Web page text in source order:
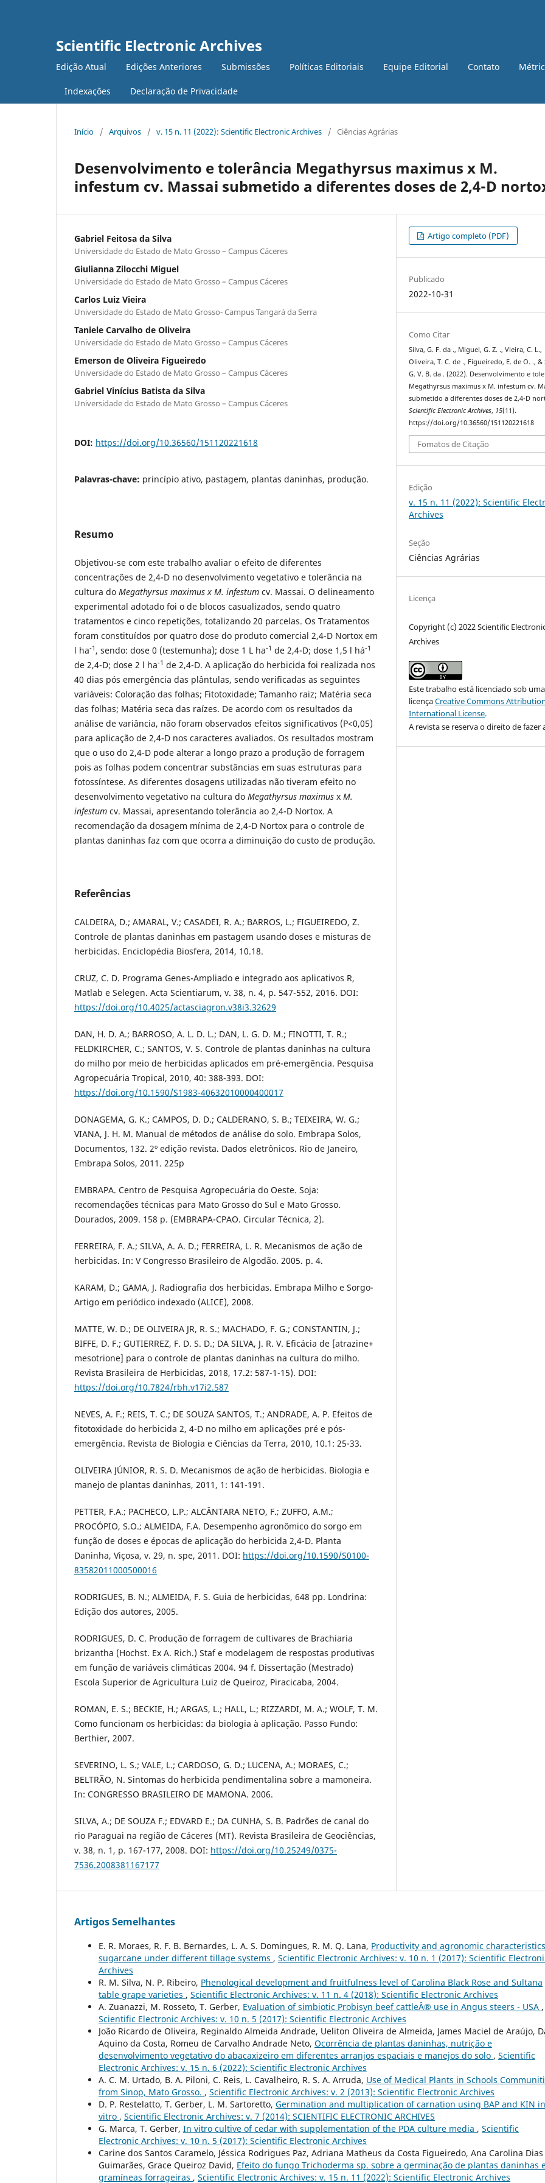
Scientific Electronic Archives
Edição Atual Edições Anteriores Submissões Políticas Editoriais Equipe Editorial Contato
Indexações Declaração de Privacidade
Início / Arquivos / v. 15 n. 11 (2022): Scientific Electronic Archives / Ciências Agrárias
Desenvolvimento e tolerância Megathyrsus maximus x M.
infestum cv. Massai submetido a diferentes doses de 2,4-D
Gabriel Feitosa da Silva
Universidade do Estado de Mato Grosso – Campus Cáceres
Giulianna Zilocchi Miguel
Universidade do Estado de Mato Grosso – Campus Cáceres
Carlos Luiz Vieira
Universidade do Estado de Mato Grosso- Campus Tangará da Serra
Taniele Carvalho de Oliveira
Universidade do Estado de Mato Grosso – Campus Cáceres
Emerson de Oliveira Figueiredo
Universidade do Estado de Mato Grosso – Campus Cáceres
Gabriel Vinícius Batista da Silva
Universidade do Estado de Mato Grosso – Campus Cáceres
DOI: https://doi.org/10.36560/151120221618
Palavras-chave: princípio ativo, pastagem, plantas daninhas, produção.
Resumo
Objetivou-se com este trabalho avaliar o efeito de diferentes
concentrações de 2,4-D no desenvolvimento vegetativo e tolerância na
cultura do Megathyrsus maximus x M. infestum cv. Massai. O delineamento
experimental adotado foi o de blocos casualizados, sendo quatro
tratamentos e cinco repetições, totalizando 20 parcelas. Os Tratamentos
foram constituídos por quatro dose do produto comercial 2,4-D Nortox em
l ha-1 , sendo: dose 0 (testemunha); dose 1 L ha-1 de 2,4-D; dose 1,5 l há-1
de 2,4-D; dose 2 l ha-1 de 2,4-D. A aplicação do herbicida foi realizada nos
40 dias pós emergência das plântulas, sendo verificadas as seguintes
variáveis: Coloração das folhas; Fitotoxidade; Tamanho raiz; Matéria seca
das folhas; Matéria seca das raízes. De acordo com os resultados da
análise de variância, não foram observados efeitos significativos (P<0,05)
para aplicação de 2,4-D nos caracteres avaliados. Os resultados mostram
que o uso do 2,4-D pode alterar a longo prazo a produção de forragem
pois as folhas podem concentrar substâncias em suas estruturas para
fotossíntese. As diferentes dosagens utilizadas não tiveram efeito no
desenvolvimento vegetativo na cultura do Megathyrsus maximus x M.
infestum cv. Massai, apresentando tolerância ao 2,4-D Nortox. A
recomendação da dosagem mínima de 2,4-D Nortox para o controle de
plantas daninhas faz com que ocorra a diminuição do custo de produção.
Referências
CALDEIRA, D.; AMARAL, V.; CASADEI, R. A.; BARROS, L.; FIGUEIREDO, Z.
Controle de plantas daninhas em pastagem usando doses e misturas de
herbicidas. Enciclopédia Biosfera, 2014, 10.18.
CRUZ, C. D. Programa Genes-Ampliado e integrado aos aplicativos R,
Matlab e Selegen. Acta Scientiarum, v. 38, n. 4, p. 547-552, 2016. DOI:
https://doi.org/10.4025/actasciagron.v38i3.32629
DAN, H. D. A.; BARROSO, A. L. D. L.; DAN, L. G. D. M.; FINOTTI, T. R.;
FELDKIRCHER, C.; SANTOS, V. S. Controle de plantas daninhas na cultura
do milho por meio de herbicidas aplicados em pré-emergência. Pesquisa
Agropecuária Tropical, 2010, 40: 388-393. DOI:
https://doi.org/10.1590/S1983-40632010000400017
DONAGEMA, G. K.; CAMPOS, D. D.; CALDERANO, S. B.; TEIXEIRA, W. G.;
VIANA, J. H. M. Manual de métodos de análise do solo. Embrapa Solos,
Documentos, 132. 2º edição revista. Dados eletrônicos. Rio de Janeiro,
Embrapa Solos, 2011. 225p
EMBRAPA. Centro de Pesquisa Agropecuária do Oeste. Soja:
recomendações técnicas para Mato Grosso do Sul e Mato Grosso.
Dourados, 2009. 158 p. (EMBRAPA-CPAO. Circular Técnica, 2).
FERREIRA, F. A.; SILVA, A. A. D.; FERREIRA, L. R. Mecanismos de ação de
herbicidas. In: V Congresso Brasileiro de Algodão. 2005. p. 4.
KARAM, D.; GAMA, J. Radiografia dos herbicidas. Embrapa Milho e Sorgo-
Artigo em periódico indexado (ALICE), 2008.
MATTE, W. D.; DE OLIVEIRA JR, R. S.; MACHADO, F. G.; CONSTANTIN, J.;
BIFFE, D. F.; GUTIERREZ, F. D. S. D.; DA SILVA, J. R. V. Eficácia de [atrazine+
mesotrione] para o controle de plantas daninhas na cultura do milho.
Revista Brasileira de Herbicidas, 2018, 17.2: 587-1-15). DOI:
https://doi.org/10.7824/rbh.v17i2.587
NEVES, A. F.; REIS, T. C.; DE SOUZA SANTOS, T.; ANDRADE, A. P. Efeitos de
fitotoxidade do herbicida 2, 4-D no milho em aplicações pré e pós-
emergência. Revista de Biologia e Ciências da Terra, 2010, 10.1: 25-33.
OLIVEIRA JÚNIOR, R. S. D. Mecanismos de ação de herbicidas. Biologia e
manejo de plantas daninhas, 2011, 1: 141-191.
PETTER, F.A.; PACHECO, L.P.; ALCÂNTARA NETO, F.; ZUFFO, A.M.;
PROCÓPIO, S.O.; ALMEIDA, F.A. Desempenho agronômico do sorgo em
função de doses e épocas de aplicação do herbicida 2,4-D. Planta
Daninha, Viçosa, v. 29, n. spe, 2011. DOI: https://doi.org/10.1590/S0100-
83582011000500016
RODRIGUES, B. N.; ALMEIDA, F. S. Guia de herbicidas, 648 pp. Londrina:
Edição dos autores, 2005.
RODRIGUES, D. C. Produção de forragem de cultivares de Brachiaria
brizantha (Hochst. Ex A. Rich.) Staf e modelagem de respostas produtivas
em função de variáveis climáticas 2004. 94 f. Dissertação (Mestrado)
Escola Superior de Agricultura Luiz de Queiroz, Piracicaba, 2004.
ROMAN, E. S.; BECKIE, H.; ARGAS, L.; HALL, L.; RIZZARDI, M. A.; WOLF, T. M.
Como funcionam os herbicidas: da biologia à aplicação. Passo Fundo:
Berthier, 2007.
SEVERINO, L. S.; VALE, L.; CARDOSO, G. D.; LUCENA, A.; MORAES, C.;
BELTRÃO, N. Sintomas do herbicida pendimentalina sobre a mamoneira.
In: CONGRESSO BRASILEIRO DE MAMONA. 2006.
SILVA, A.; DE SOUZA F.; EDVARD E.; DA CUNHA, S. B. Padrões de canal do
rio Paraguai na região de Cáceres (MT). Revista Brasileira de Geociências,
v. 38, n. 1, p. 167-177, 2008. DOI: https://doi.org/10.25249/0375-
7536.2008381167177
Artigo completo (PDF)
Publicado
2022-10-31
Como Citar
Silva, G. F. da ., Miguel, G. Z. ., Vieira, C. L.,
Oliveira, T. C. de ., Figueiredo, E. de O. ., &
G. V. B. da . (2022). Desenvolvimento e
Megathyrsus maximus x M. infestum cv.
submetido a diferentes doses de 2,4-D
Scientific Electronic Archives, 15(11).
https://doi.org/10.36560/151120221618
Fomatos de Citação
Edição
v. 15 n. 11 (2022): Scientific
Archives
Seção
Ciências Agrárias
Licença
Copyright (c) 2022 Scientific
Archives
Este trabalho está licenciado sob uma
licençaCreative Commons
International License.
A revista se reserva o direito de fazer
Artigos Semelhantes
E. R. Moraes, R. F. B. Bernardes, L. A. S. Domingues, R. M. Q. Lana, Productivity and agronomic
sugarcane under different tillage systems , Scientific Electronic Archives: v. 10 n. 1 (2017): Scientific
Archives
R. M. Silva, N. P. Ribeiro, Phenological development and fruitfulness level of Carolina Black Rose and Sultana
table grape varieties , Scientific Electronic Archives: v. 11 n. 4 (2018): Scientific Electronic Archives
A. Zuanazzi, M. Rosseto, T. Gerber, Evaluation of simbiotic Probisyn beef cattleÂ® use in Angus steers - USA ,
Scientific Electronic Archives: v. 10 n. 5 (2017): Scientific Electronic Archives
João Ricardo de Oliveira, Reginaldo Almeida Andrade, Ueliton Oliveira de Almeida, James Maciel de Araújo,
Aquino da Costa, Romeu de Carvalho Andrade Neto, Ocorrência de plantas daninhas, nutrição e
desenvolvimento vegetativo do abacaxizeiro em diferentes arranjos espaciais e manejos do solo , Scientific
Electronic Archives: v. 15 n. 6 (2022): Scientific Electronic Archives
A. C. M. Urtado, B. A. Piloni, C. Reis, L. Cavalheiro, R. S. A. Arruda, Use of Medical Plants in Schools
from Sinop, Mato Grosso. , Scientific Electronic Archives: v. 2 (2013): Scientific Electronic Archives
D. P. Restelatto, T. Gerber, L. M. Sartoretto, Germination and multiplication of carnation using BAP and KIN in
vitro , Scientific Electronic Archives: v. 7 (2014): SCIENTIFIC ELECTRONIC ARCHIVES
G. Marca, T. Gerber, In vitro cultive of cedar with supplementation of the PDA culture media , Scientific
Electronic Archives: v. 10 n. 5 (2017): Scientific Electronic Archives
Carine dos Santos Caramelo, Jéssica Rodrigues Paz, Adriana Matheus da Costa Figueiredo, Ana Carolina Dias
Guimarães, Grace Queiroz David, Efeito do fungo Trichoderma sp. sobre a germinação de plantas daninhas
gramíneas forrageiras , Scientific Electronic Archives: v. 15 n. 11 (2022): Scientific Electronic Archives